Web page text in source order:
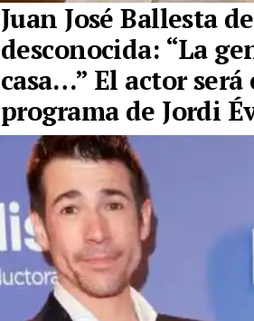
Juan José Ballesta
desconocida: “La
casa…” El actor
programa de Jordi